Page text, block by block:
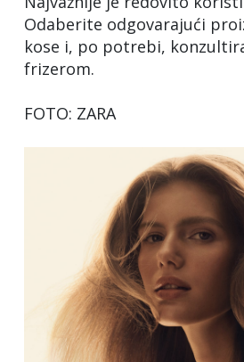
Odaberite odgovarajući
kose i, po potrebi,
frizerom.
FOTO: ZARA